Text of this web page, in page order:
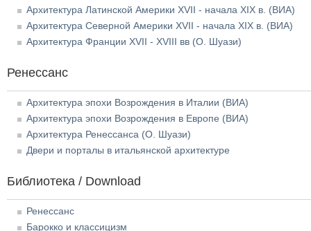
Архитектура Латинской Америки XVII - начала XIX в. (ВИА)
Архитектура Северной Америки XVII - начала XIX в. (ВИА)
Архитектура Франции XVII - XVIII вв (О. Шуази)
Ренессанс
Архитектура эпохи Возрождения в Италии (ВИА)
Архитектура эпохи Возрождения в Европе (ВИА)
Архитектура Ренессанса (О. Шуази)
Двери и порталы в итальянской архитектуре
Библиотека / Download
Ренессанс
Барокко и классицизм